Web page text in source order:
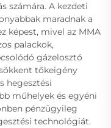
számára. A kezdeti
maradnak a
képest, mivel az MMA
palackok,
gázelosztó
tőkeigény
hegesztési
műhelyek és egyéni
pénzügyileg
technológiát.